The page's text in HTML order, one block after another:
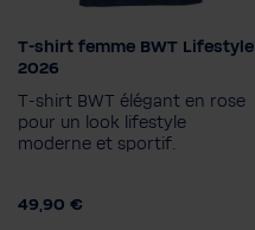
Couleur
Taille femme
XS
S M L XL
T-shirt femme BWT Lifestyle
2026
T-shirt BWT élégant en rose
pour un look lifestyle
moderne et sportif.
49,90 €